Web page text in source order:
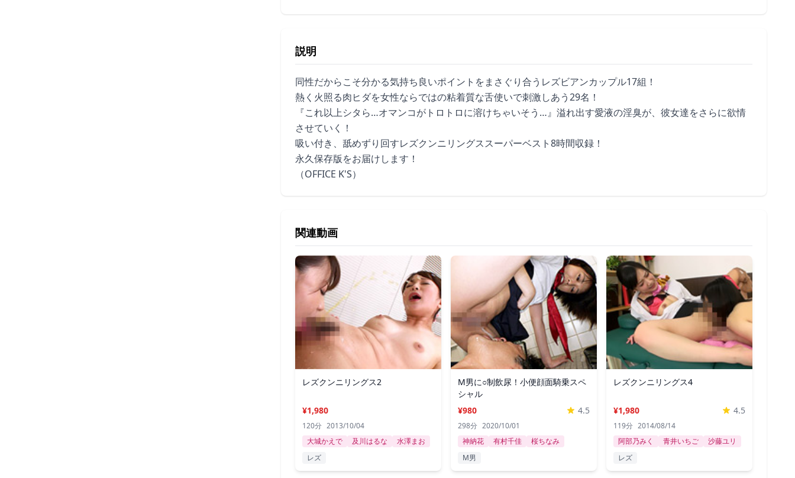
説明
同性だからこそ分かる気持ち良いポイントをまさぐり合うレズビアンカップル17組！
熱く火照る肉ヒダを女性ならではの粘着質な舌使いで刺激しあう29名！
『これ以上シタら…オマンコがトロトロに溶けちゃいそう…』溢れ出す愛液の淫臭が、彼女達をさらに欲情
させていく！
吸い付き、舐めずり回すレズクンニリングススーパーベスト8時間収録！
永久保存版をお届けします！
（OFFICE K'S）
関連動画
レズクンニリングス2
¥1,980
120分 2013/10/04
大城かえで
及川はるな
水澤まお
レズ
M男に○制飲尿！小便顔面騎乗スペ
シャル
¥980
4.5
298分 2020/10/01
神納花
有村千佳
桜ちなみ
M男
レズクンニリングス4
¥1,980 4.5
119分 2014/08/14
阿部乃みく
青井いちご
沙藤ユリ
レズ